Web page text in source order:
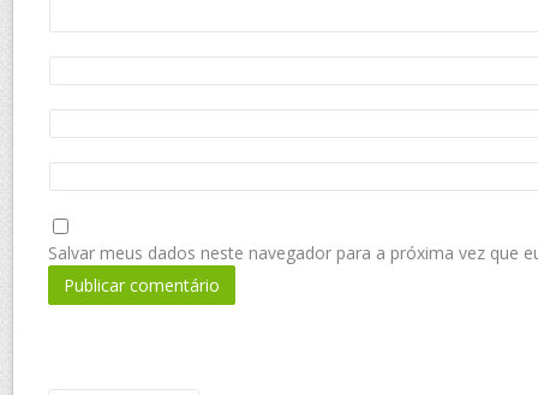
Salvar meus dados neste navegador para a próxima vez que